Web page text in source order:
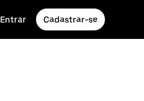
Entrar Cadastrar-se